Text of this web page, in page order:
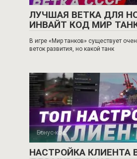
ЛУЧШАЯ ВЕТКА ДЛЯ
ИНВАЙТ КОД МИР
В игре «Мир танков» существует
веток развития, но какой танк
Бонус-код
НАСТРОЙКА КЛИЕНТА